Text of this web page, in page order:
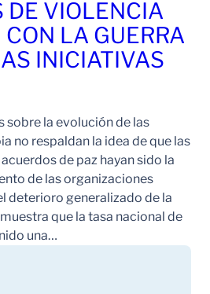
DE VIOLENCIA
LA GUERRA
INICIATIVAS
sobre la evolución de las
no respaldan la idea de que las
de paz hayan sido la
de las organizaciones
deterioro generalizado de la
que la tasa nacional de
una…